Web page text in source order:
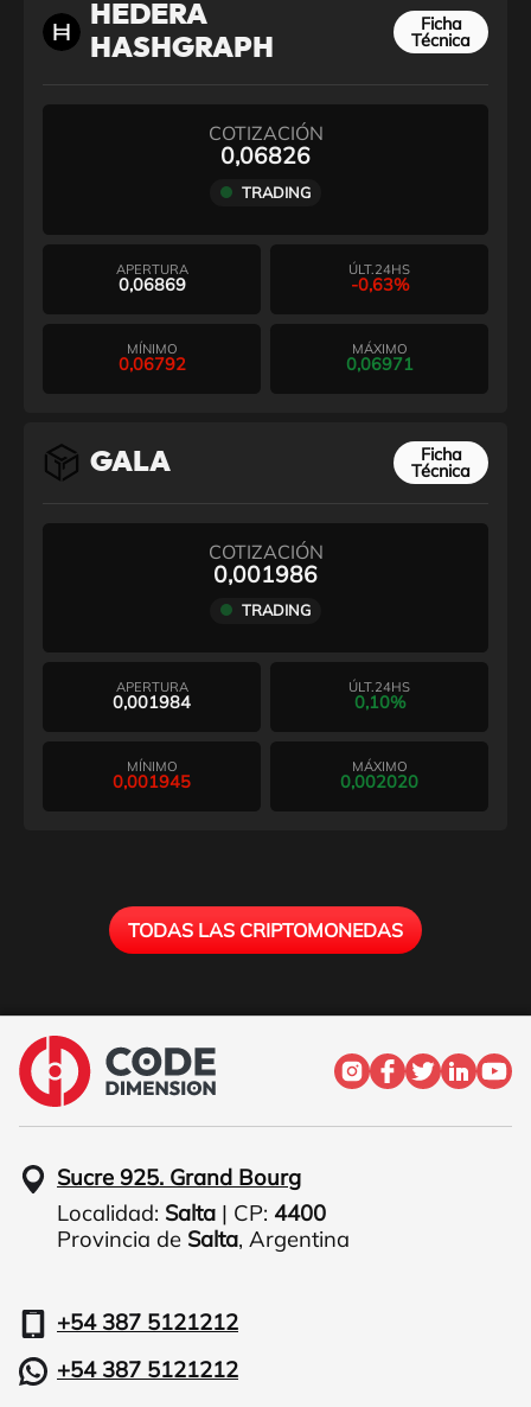
HEDERA
HASHGRAPH
Ficha
Técnica
COTIZACIÓN
0,06826
TRADING
APERTURA
0,06869
ÚLT.24HS
-0,63%
MÍNIMO
0,06792
MÁXIMO
0,06971
GALA Ficha
Técnica
COTIZACIÓN
0,001986
TRADING
APERTURA
0,001984
ÚLT.24HS
0,10%
MÍNIMO
0,001945
MÁXIMO
0,002020
TODAS LAS CRIPTOMONEDAS
Sucre 925. Grand Bourg
Localidad: Salta | CP: 4400
Provincia de Salta, Argentina
+54 387 5121212
+54 387 5121212